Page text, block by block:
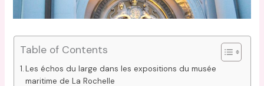
Table of Contents
Les échos du large dans les expositions du musée
maritime de La Rochelle